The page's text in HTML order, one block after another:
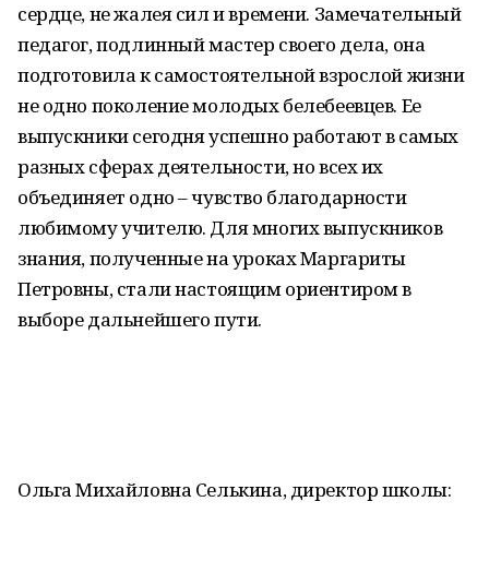
сердце, не жалея сил и времени. Замечательный
педагог, подлинный мастер своего дела, она
подготовила к самостоятельной взрослой жизни
не одно поколение молодых белебеевцев. Ее
выпускники сегодня успешно работают в самых
разных сферах деятельности, но всех их
объединяет одно – чувство благодарности
любимому учителю. Для многих выпускников
знания, полученные на уроках Маргариты
Петровны, стали настоящим ориентиром в
выборе дальнейшего пути.
Ольга Михайловна Селькина, директор школы: